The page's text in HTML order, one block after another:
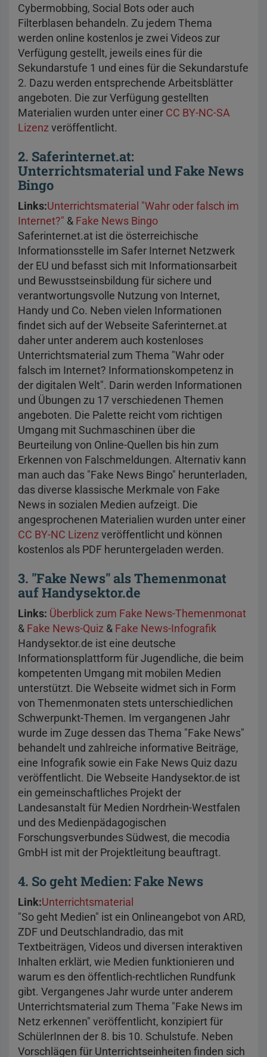
Cybermobbing, Social Bots oder auch
Filterblasen behandeln. Zu jedem Thema
werden online kostenlos je zwei Videos zur
Verfügung gestellt, jeweils eines für die
Sekundarstufe 1 und eines für die Sekundarstufe
2. Dazu werden entsprechende Arbeitsblätter
angeboten. Die zur Verfügung gestellten
Materialien wurden unter einer CC BY-NC-SA
Lizenz veröffentlicht.
2. Saferinternet.at:
Unterrichtsmaterial und Fake News
Bingo
Links:Unterrichtsmaterial "Wahr oder falsch im
Internet?" & Fake News Bingo
Saferinternet.at ist die österreichische
Informationsstelle im Safer Internet Netzwerk
der EU und befasst sich mit Informationsarbeit
und Bewusstseinsbildung für sichere und
verantwortungsvolle Nutzung von Internet,
Handy und Co. Neben vielen Informationen
findet sich auf der Webseite Saferinternet.at
daher unter anderem auch kostenloses
Unterrichtsmaterial zum Thema "Wahr oder
falsch im Internet? Informationskompetenz in
der digitalen Welt". Darin werden Informationen
und Übungen zu 17 verschiedenen Themen
angeboten. Die Palette reicht vom richtigen
Umgang mit Suchmaschinen über die
Beurteilung von Online-Quellen bis hin zum
Erkennen von Falschmeldungen. Alternativ kann
man auch das "Fake News Bingo" herunterladen,
das diverse klassische Merkmale von Fake
News in sozialen Medien aufzeigt. Die
angesprochenen Materialien wurden unter einer
CC BY-NC Lizenz veröffentlicht und können
kostenlos als PDF heruntergeladen werden.
3. "Fake News" als Themenmonat
auf Handysektor.de
Links: Überblick zum Fake News-Themenmonat
& Fake News-Quiz & Fake News-Infografik
Handysektor.de ist eine deutsche
Informationsplattform für Jugendliche, die beim
kompetenten Umgang mit mobilen Medien
unterstützt. Die Webseite widmet sich in Form
von Themenmonaten stets unterschiedlichen
Schwerpunkt-Themen. Im vergangenen Jahr
wurde im Zuge dessen das Thema "Fake News"
behandelt und zahlreiche informative Beiträge,
eine Infografik sowie ein Fake News Quiz dazu
veröffentlicht. Die Webseite Handysektor.de ist
ein gemeinschaftliches Projekt der
Landesanstalt für Medien Nordrhein-Westfalen
und des Medienpädagogischen
Forschungsverbundes Südwest, die mecodia
GmbH ist mit der Projektleitung beauftragt.
4. So geht Medien: Fake News
Link:Unterrichtsmaterial
"So geht Medien" ist ein Onlineangebot von ARD,
ZDF und Deutschlandradio, das mit
Textbeiträgen, Videos und diversen interaktiven
Inhalten erklärt, wie Medien funktionieren und
warum es den öffentlich-rechtlichen Rundfunk
gibt. Vergangenes Jahr wurde unter anderem
Unterrichtsmaterial zum Thema "Fake News im
Netz erkennen" veröffentlicht, konzipiert für
SchülerInnen der 8. bis 10. Schulstufe. Neben
Vorschlägen für Unterrichtseinheiten finden sich